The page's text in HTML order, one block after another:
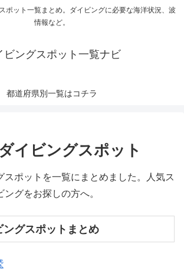
ポット一覧まとめ。ダイビングに必要な海洋状況、波
情報など。
ビングスポット一覧ナビ
都道府県別一覧はコチラ
イビングスポット
スポットを一覧にまとめました。人気ス
グをお探しの方へ。
ングスポットまとめ